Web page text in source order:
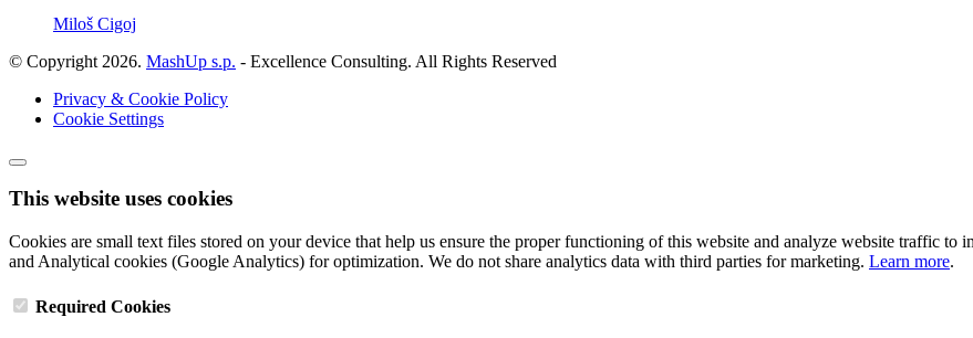
Miloš Cigoj
© Copyright 2026. MashUp s.p. - Excellence Consulting. All Rights Reserved
Privacy & Cookie Policy
Cookie Settings
This website uses cookies
Cookies are small text files stored on your device that help us ensure the proper functioning of this website and analyze website traffic to
and Analytical cookies (Google Analytics) for optimization. We do not share analytics data with third parties for marketing. Learn more.
Required Cookies